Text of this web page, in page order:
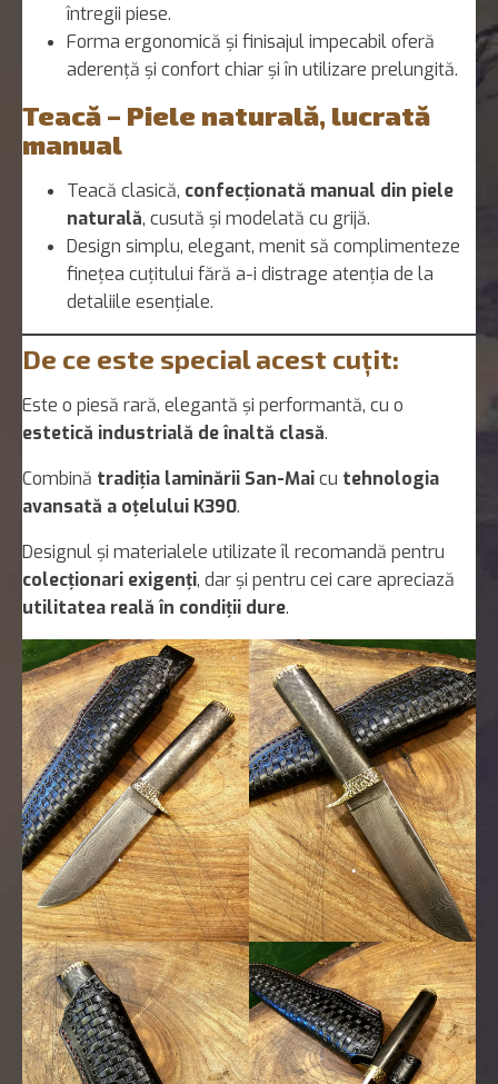
întregii piese.
Forma ergonomică și finisajul impecabil oferă
aderență și confort chiar și în utilizare prelungită.
Teacă – Piele naturală, lucrată
manual
Teacă clasică, confecționată manual din piele
naturală, cusută și modelată cu grijă.
Design simplu, elegant, menit să complimenteze
finețea cuțitului fără a-i distrage atenția de la
detaliile esențiale.
De ce este special acest cuțit:
Este o piesă rară, elegantă și performantă, cu o
estetică industrială de înaltă clasă.
Combină tradiția laminării San-Maicu tehnologia
avansată a oțelului K390.
Designul și materialele utilizate îl recomandă pentru
colecționari exigenți, dar și pentru cei care apreciază
utilitatea reală în condiții dure.